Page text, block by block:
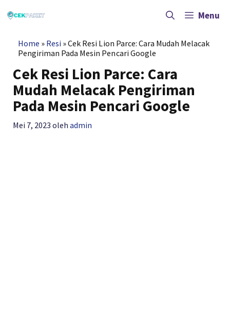
ke
Menu
Home » Resi »Cek Resi Lion Parce: Cara Mudah Melacak
Pengiriman Pada Mesin Pencari Google
Cek Resi Lion Parce: Cara
Mudah Melacak Pengiriman
Pada Mesin Pencari Google
Mei 7, 2023 olehadmin